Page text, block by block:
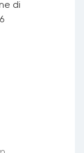
di